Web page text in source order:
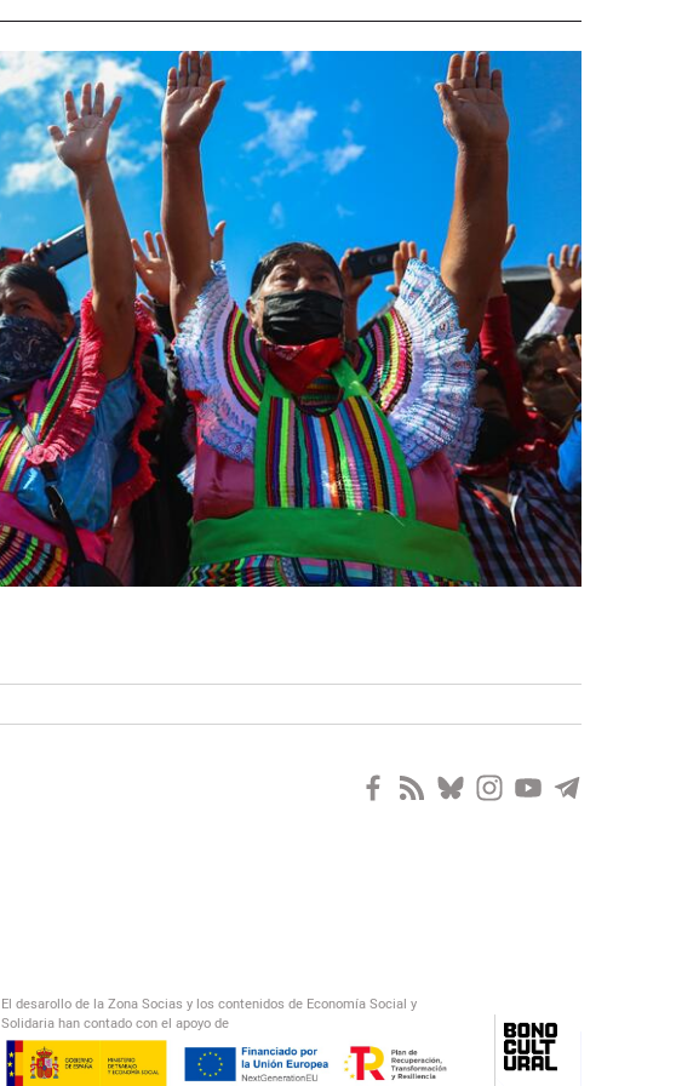
El desarollo de la Zona Socias y los contenidos de Economía Social y
Solidaria han contado con el apoyo de